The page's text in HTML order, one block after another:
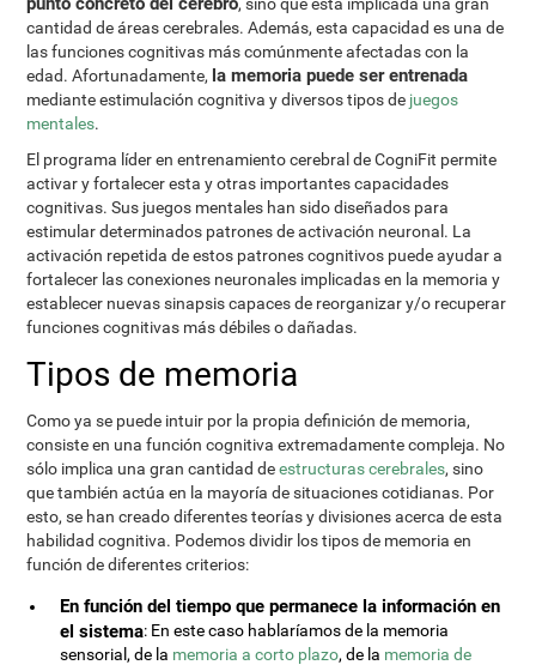
cantidad de áreas cerebrales. Además, esta capacidad es una de
las funciones cognitivas más comúnmente afectadas con la
edad. Afortunadamente, la memoria puede ser entrenada
mediante estimulación cognitiva y diversos tipos de juegos
mentales.
El programa líder en entrenamiento cerebral de CogniFit permite
activar y fortalecer esta y otras importantes capacidades
cognitivas. Sus juegos mentales han sido diseñados para
estimular determinados patrones de activación neuronal. La
activación repetida de estos patrones cognitivos puede ayudar a
fortalecer las conexiones neuronales implicadas en la memoria y
establecer nuevas sinapsis capaces de reorganizar y/o recuperar
funciones cognitivas más débiles o dañadas.
Tipos de memoria
Como ya se puede intuir por la propia definición de memoria,
consiste en una función cognitiva extremadamente compleja. No
sólo implica una gran cantidad deestructuras cerebrales, sino
que también actúa en la mayoría de situaciones cotidianas. Por
esto, se han creado diferentes teorías y divisiones acerca de esta
habilidad cognitiva. Podemos dividir los tipos de memoria en
función de diferentes criterios:
En función del tiempo que permanece la información en
el sistema: En este caso hablaríamos de la memoria
sensorial, de la memoria a corto plazo, de la memoria de